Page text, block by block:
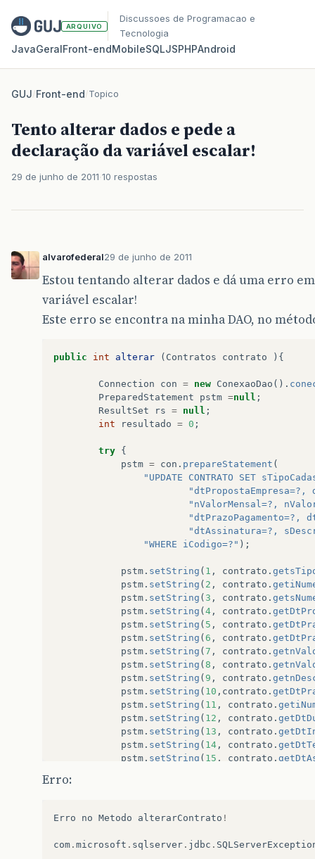
ARQUIVO
Discussoes de Programacao e
Tecnologia
JavaGeralFront‑endMobileSQLJSPHPAndroid
GUJ/Front-end/Topico
Tento alterar dados e pede a
declaração da variável escalar!
29 de junho de 2011 10 respostas
alvarofederal29 de junho de 2011
Estou tentando alterar dados e dá uma erro
variável escalar!
Este erro se encontra na minha DAO, no
public int alterar ( Contratos contrato ){
Connection con = new ConexaoDao ().
PreparedStatement
pstm =null ;
ResultSet
rs = null ;
int
resultado = 0 ;
try {
pstm = con . prepareStatement (
"UPDATE CONTRATO SET
"dtPropostaEmpresa=?,
"nValorMensal=?,
"dtAssinatura=?,
"WHERE iCodigo=?" );
pstm . setString ( 1 , contrato .
pstm . setString ( 2 , contrato .
pstm . setString ( 3 , contrato .
pstm . setString ( 4 , contrato .
pstm . setString ( 5 , contrato .
pstm . setString ( 6 , contrato .
pstm . setString ( 7 , contrato .
pstm . setString ( 8 , contrato .
pstm . setString ( 9 , contrato .
pstm . setString ( 10 , contrato .
pstm . setString ( 11 , contrato .
pstm . setString ( 12 , contrato .
pstm . setString ( 13 , contrato .
pstm . setString ( 14 , contrato .
pstm . setString ( 15 , contrato .
resultado
catch ( SQLException
JOptionPane
showMessageDialog null
Erro:
Erro no Metodo alterarContrato !
com . microsoft . sqlserver . jdbc .